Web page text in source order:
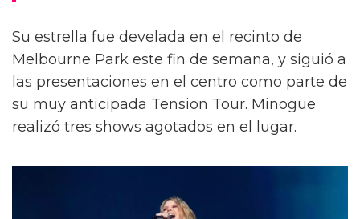
Su estrella fue develada en el recinto de
Melbourne Park este fin de semana, y siguió a
las presentaciones en el centro como parte de
su muy anticipada Tension Tour. Minogue
realizó tres shows agotados en el lugar.